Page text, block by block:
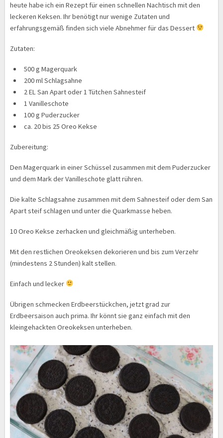
heute habe ich ein Rezept für einen schnellen Nachtisch mit den
leckeren Keksen. Ihr benötigt nur wenige Zutaten und
erfahrungsgemäß finden sich viele Abnehmer für das Dessert
Zutaten:
500 g Magerquark
200 ml Schlagsahne
2 EL San Apart oder 1 Tütchen Sahnesteif
1 Vanilleschote
100 g Puderzucker
ca. 20 bis 25 Oreo Kekse
Zubereitung:
Den Magerquark in einer Schüssel zusammen mit dem Puderzucker
und dem Mark der Vanilleschote glatt rühren.
Die kalte Schlagsahne zusammen mit dem Sahnesteif oder dem San
Apart steif schlagen und unter die Quarkmasse heben.
10 Oreo Kekse zerhacken und gleichmäßig unterheben.
Mit den restlichen Oreokeksen dekorieren und bis zum Verzehr
(mindestens 2 Stunden) kalt stellen.
Einfach und lecker
Übrigen schmecken Erdbeerstückchen, jetzt grad zur
Erdbeersaison auch prima. Ihr könnt sie ganz einfach mit den
kleingehackten Oreokeksen unterheben.